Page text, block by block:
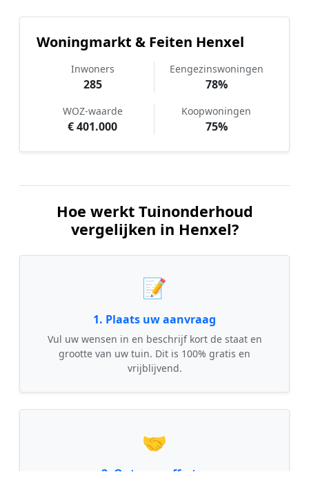
Woningmarkt & Feiten Henxel
Inwoners
285
Eengezinswoningen
78%
WOZ-waarde
€ 401.000
Koopwoningen
75%
Hoe werkt Tuinonderhoud
vergelijken in Henxel?
📝
1. Plaats uw aanvraag
Vul uw wensen in en beschrijf kort de staat en
grootte van uw tuin. Dit is 100% gratis en
vrijblijvend.
🤝
2. Ontvang offertes